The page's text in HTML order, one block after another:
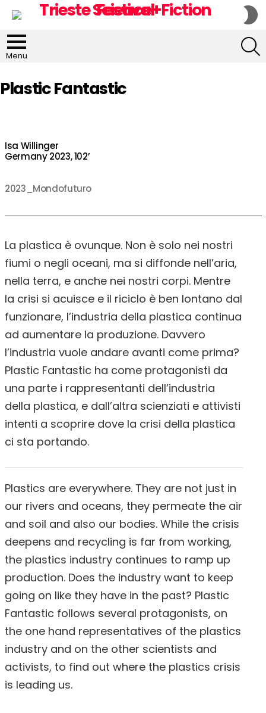
Menu
Plastic Fantastic
Isa Willinger
Germany 2023, 102’
2023_Mondofuturo
La plastica è ovunque. Non è solo nei nostri
fiumi o negli oceani, ma si diffonde nell’aria,
nella terra, e anche nei nostri corpi. Mentre
la crisi si acuisce e il riciclo è ben lontano dal
funzionare, l’industria della plastica continua
ad aumentare la produzione. Davvero
l’industria vuole andare avanti come prima?
Plastic Fantastic ha come protagonisti da
una parte i rappresentanti dell’industria
della plastica, e dall’altra scienziati e attivisti
intenti a scoprire dove la crisi della plastica
ci sta portando.
Plastics are everywhere. They are not just in
our rivers and oceans, they permeate the air
and soil and also our bodies. While the crisis
deepens and recycling is far from working,
the plastics industry continues to ramp up
production. Does the industry want to keep
going on like they have in the past? Plastic
Fantastic follows several protagonists, on
the one hand representatives of the plastics
industry and on the other scientists and
activists, to find out where the plastics crisis
is leading us.